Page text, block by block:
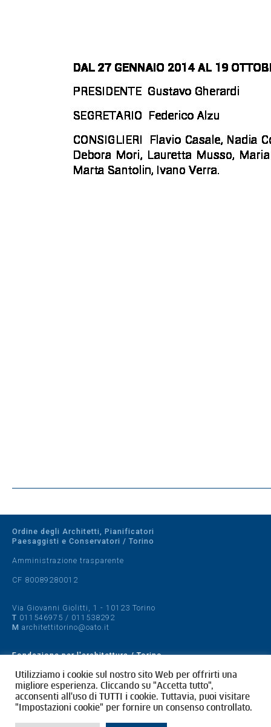
Ordine degli Architetti, Pianificatori
Paesaggisti e Conservatori / Torino
Amministrazione trasparente
CF 80089280012
Via Giovanni Giolitti, 1 - 10123 Torino
T 011546975 / 011538292
M architettitorino@oato.it
Fondazione per l'architettura / Torino
Designed by quattrolinee.it
Cookie Policy
Privacy Policy
Utilizziamo i cookie sul nostro sito Web per offrirti una
migliore esperienza. Cliccando su "Accetta tutto",
acconsenti all'uso di TUTTI i cookie. Tuttavia, puoi visitare
"Impostazioni cookie" per fornire un consenso controllato.